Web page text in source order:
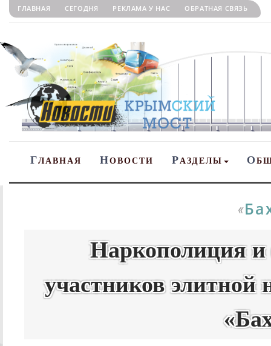
ГЛАВНАЯ СЕГОДНЯ РЕКЛАМА У НАС ОБРАТНАЯ СВЯЗЬ
ГЛАВНАЯ НОВОСТИ РАЗДЕЛЫ О
«
Наркополиция и
участников